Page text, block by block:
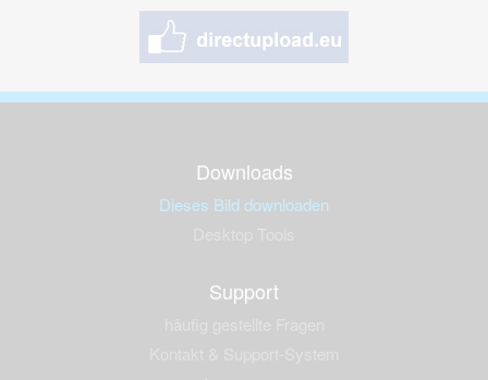
Downloads
Dieses Bild downloaden
Support